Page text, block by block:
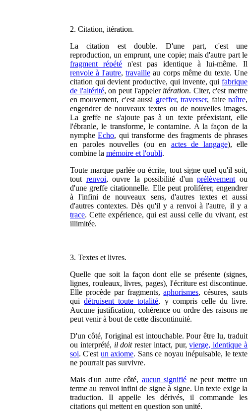
2. Citation, itération.
La citation est double. D'une part, c'est une
reproduction, un emprunt, une copie; mais d'autre part le
fragment répété n'est pas identique à lui-même. Il
renvoie à l'autre,travaille au corps même du texte. Une
citation qui devient productive, qui invente, qui fabrique
de l'altérité, on peut l'appeler itération. Citer, c'est mettre
en mouvement, c'est aussi greffer,traverser, fairenaître,
engendrer de nouveaux textes ou de nouvelles images.
La greffe ne s'ajoute pas à un texte préexistant, elle
l'ébranle, le transforme, le contamine. A la façon de la
nympheEcho, qui transforme des fragments de phrases
en paroles nouvelles (ou en actes de langage), elle
combine la mémoire et l'oubli.
Toute marque parlée ou écrite, tout signe quel qu'il soit,
tout renvoi, ouvre la possibilité d'unprélèvement ou
d'une greffe citationnelle. Elle peut proliférer, engendrer
à l'infini de nouveaux sens, d'autres textes et aussi
d'autres contextes. Dès qu'il y a renvoi à l'autre, il y a
trace. Cette expérience, qui est aussi celle du vivant, est
illimitée.
3. Textes et livres.
Quelle que soit la façon dont elle se présente (signes,
lignes, rouleaux, livres, pages), l'écriture est discontinue.
Elle procède par fragments,aphorismes, césures, sauts
quidétruisent toute totalité, y compris celle du livre.
Aucune justification, cohérence ou ordre des raisons ne
peut venir à bout de cette discontinuité.
D'un côté, l'original est intouchable. Pour être lu, traduit
ou interprété, il doitrester intact, pur,vierge, identique à
soi. C'est un axiome. Sans ce noyau inépuisable, le texte
ne pourrait pas survivre.
Mais d'un autre côté, aucun signifié ne peut mettre un
terme au renvoi infini de signe à signe. Un texte exige la
traduction. Il appelle les dérivés, il commande les
citations qui mettent en question son unité.